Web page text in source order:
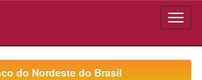
do Nordeste do Brasil